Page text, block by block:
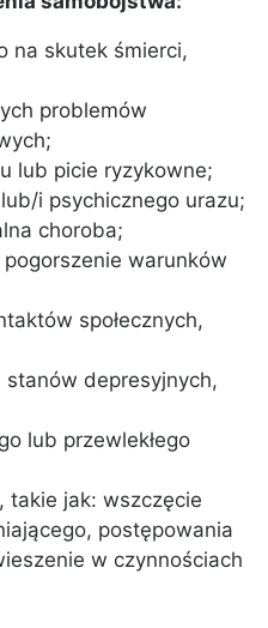
na skutek śmierci,
problemów
lub picie ryzykowne;
i psychicznego urazu;
choroba;
warunków
społecznych,
depresyjnych,
lub przewlekłego
takie jak: wszczęcie
postępowania
w czynnościach